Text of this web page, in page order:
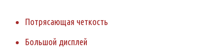
Потрясающая четкость
Большой дисплей